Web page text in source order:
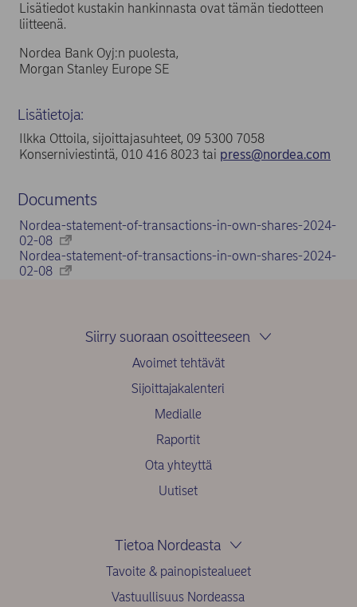
Lisätiedot kustakin hankinnasta ovat tämän tiedotteen
liitteenä.
Nordea Bank Oyj:n puolesta,
Morgan Stanley Europe SE
Lisätietoja:
Ilkka Ottoila, sijoittajasuhteet, 09 5300 7058
Konserniviestintä, 010 416 8023 tai press@nordea.com
Documents
Nordea-statement-of-transactions-in-own-shares-2024-
02-08
Nordea-statement-of-transactions-in-own-shares-2024-
02-08
Siirry suoraan osoitteeseen
Avoimet tehtävät
Sijoittajakalenteri
Medialle
Raportit
Ota yhteyttä
Uutiset
Tietoa Nordeasta
Tavoite & painopistealueet
Vastuullisuus Nordeassa